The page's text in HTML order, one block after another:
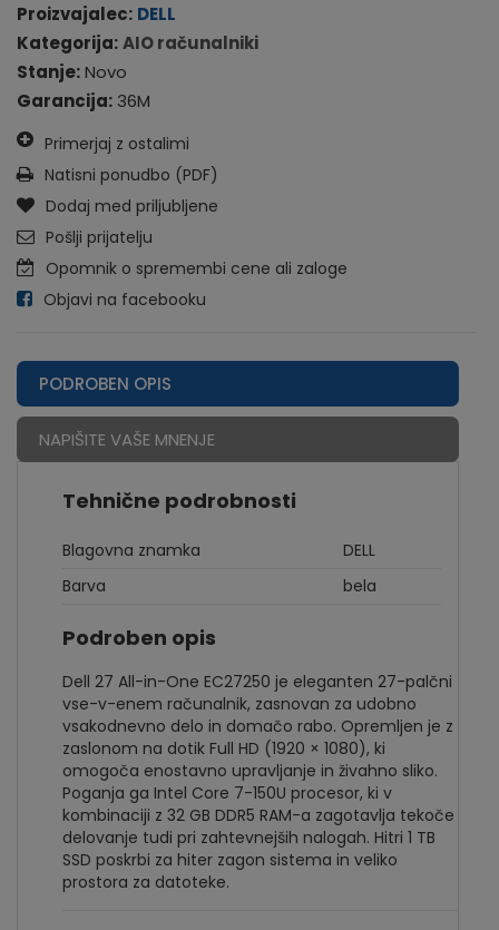
Proizvajalec: DELL
Kategorija:AIO računalniki
Stanje:Novo
Garancija: 36M
Primerjaj z ostalimi
Natisni ponudbo (PDF)
Dodaj med priljubljene
Pošlji prijatelju
Opomnik o spremembi cene ali zaloge
Objavi na facebooku
PODROBEN OPIS
NAPIŠITE VAŠE MNENJE
Tehnične podrobnosti
Blagovna znamka
DELL
Barva
bela
Podroben opis
Dell 27 All-in-One EC27250 je eleganten 27-palčni
vse-v-enem računalnik, zasnovan za udobno
vsakodnevno delo in domačo rabo. Opremljen je z
zaslonom na dotik Full HD (1920 × 1080), ki
omogoča enostavno upravljanje in živahno sliko.
Poganja ga Intel Core 7-150U procesor, ki v
kombinaciji z 32 GB DDR5 RAM-a zagotavlja tekoče
delovanje tudi pri zahtevnejših nalogah. Hitri 1 TB
SSD poskrbi za hiter zagon sistema in veliko
prostora za datoteke.